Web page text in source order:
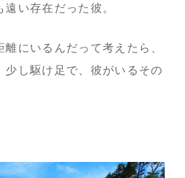
い存在だった彼。
にいるんだって考えたら、
少し駆け足で、彼がいるその